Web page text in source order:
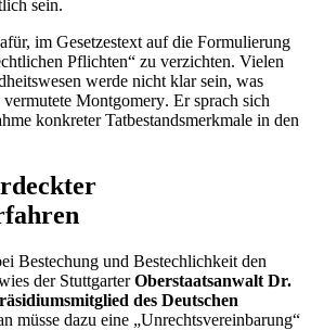
sein.
im Gesetzestext auf die Formulierung
Pflichten“ zu verzichten. Vielen
werde nicht klar sein, was
Montgomery. Er sprach sich
konkreter Tatbestandsmerkmale in den
Bestechung und Bestechlichkeit den
der StuttgarterOberstaatsanwalt Dr.
des Deutschen
müsse dazu eine „Unrechtsvereinbarung“